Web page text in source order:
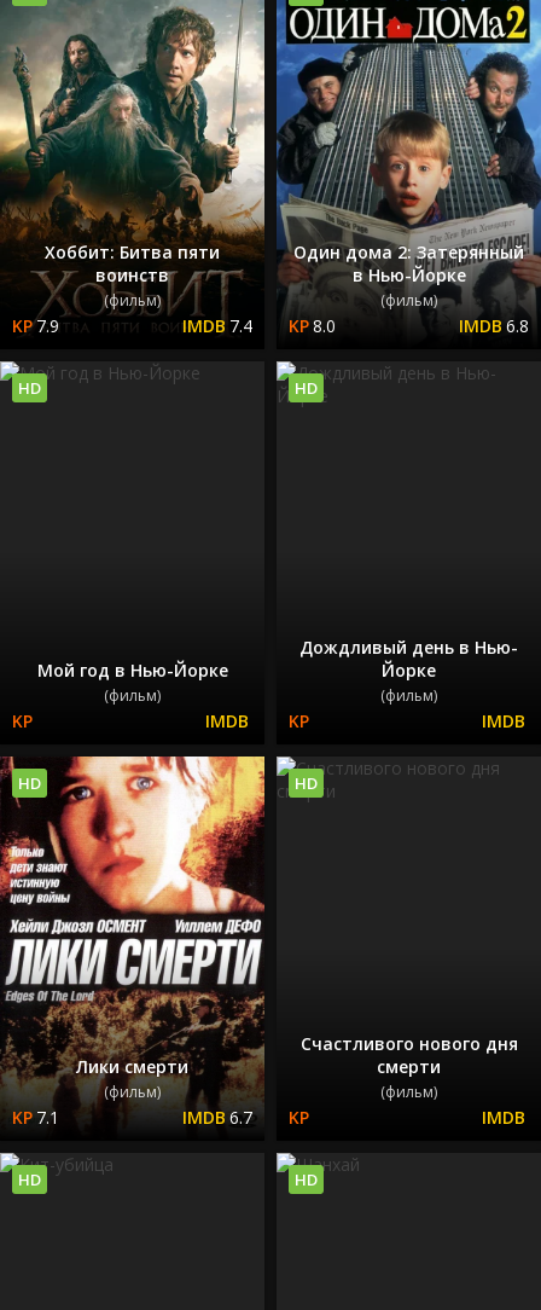
Хоббит: Битва пяти
воинств
(фильм)
7.9 7.4
Один дома 2: Затерянный
в Нью-Йорке
(фильм)
8.0 6.8
Мой год в Нью-Йорке
(фильм)
HD
Дождливый день в Нью-
Йорке
(фильм)
HD
Лики смерти
(фильм)
7.1 6.7
HD
Счастливого нового дня
смерти
(фильм)
HD
HD HD